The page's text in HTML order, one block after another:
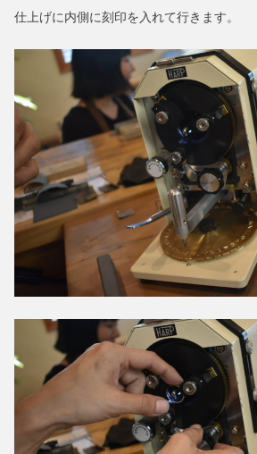
仕上げに内側に刻印を入れて行きます。